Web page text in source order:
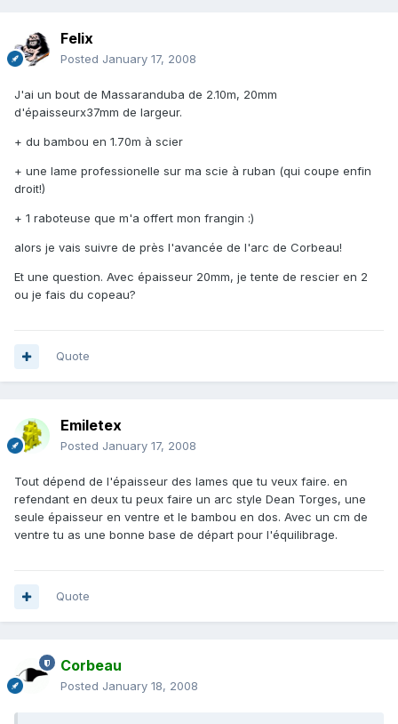
Felix
Posted January 17, 2008
J'ai un bout de Massaranduba de 2.10m, 20mm
d'épaisseurx37mm de largeur.
+ du bambou en 1.70m à scier
+ une lame professionelle sur ma scie à ruban (qui coupe enfin
droit!)
+ 1 raboteuse que m'a offert mon frangin :)
alors je vais suivre de près l'avancée de l'arc de Corbeau!
Et une question. Avec épaisseur 20mm, je tente de rescier en 2
ou je fais du copeau?
Quote
Emiletex
Posted January 17, 2008
Tout dépend de l'épaisseur des lames que tu veux faire. en
refendant en deux tu peux faire un arc style Dean Torges, une
seule épaisseur en ventre et le bambou en dos. Avec un cm de
ventre tu as une bonne base de départ pour l'équilibrage.
Quote
Corbeau
Posted January 18, 2008